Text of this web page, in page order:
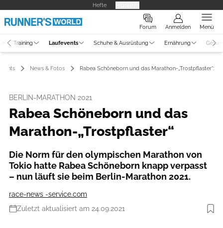
Hefte
Forum Anmelden Menü
Training Laufevents Schuhe & Ausrüstung Ernährung
News & Fotos Rabea Schöneborn und das Marathon-„Trostpflaster“:
BERLIN-MARATHON 2021
Rabea Schöneborn und das
Marathon-„Trostpflaster“
Die Norm für den olympischen Marathon von
Tokio hatte Rabea Schöneborn knapp verpasst
– nun läuft sie beim Berlin-Marathon 2021.
race-news -service.com
Zuletzt aktualisiert am 24.09.2021
Foto: photorun.net